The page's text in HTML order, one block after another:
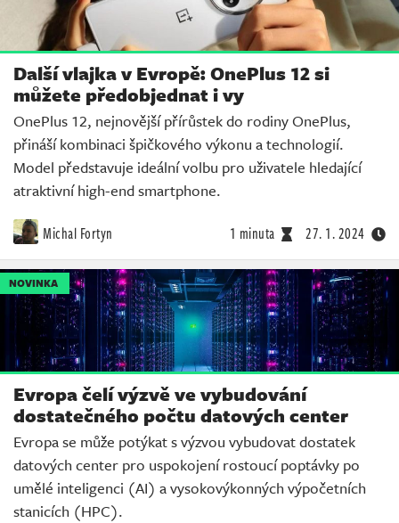
Další vlajka v Evropě: OnePlus 12 si
můžete předobjednat i vy
OnePlus 12, nejnovější přírůstek do rodiny OnePlus,
přináší kombinaci špičkového výkonu a technologií.
Model představuje ideální volbu pro uživatele hledající
atraktivní high-end smartphone.
Michal Fortyn 1 minuta 27. 1. 2024
NOVINKA
Evropa čelí výzvě ve vybudování
dostatečného počtu datových center
Evropa se může potýkat s výzvou vybudovat dostatek
datových center pro uspokojení rostoucí poptávky po
umělé inteligenci (AI) a vysokovýkonných výpočetních
stanicích (HPC).